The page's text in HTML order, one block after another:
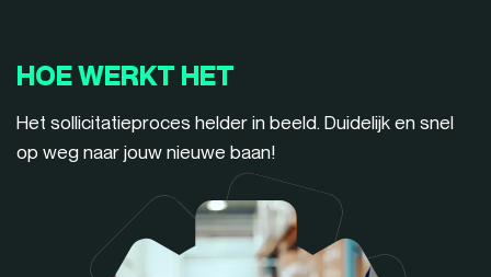
HOE WERKT HET
Het sollicitatieproces helder in beeld. Duidelijk en snel
op weg naar jouw nieuwe baan!